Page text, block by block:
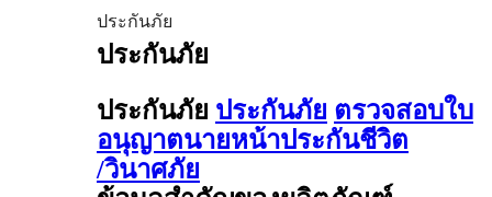
ประกันภัย
ประกันภัย
ประกันภัย ประกันภัย ตรวจสอบใบ
อนุญาตนายหน้าประกันชีวิต
/วินาศภัย